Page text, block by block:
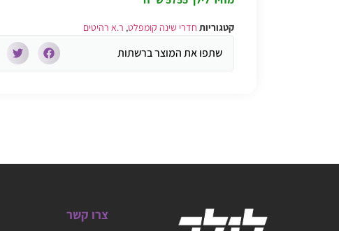
קטגוריות חדרי שינה קומפלט, ר.א רהיטים
שתפו את המוצר ברשתות
צרו קשר